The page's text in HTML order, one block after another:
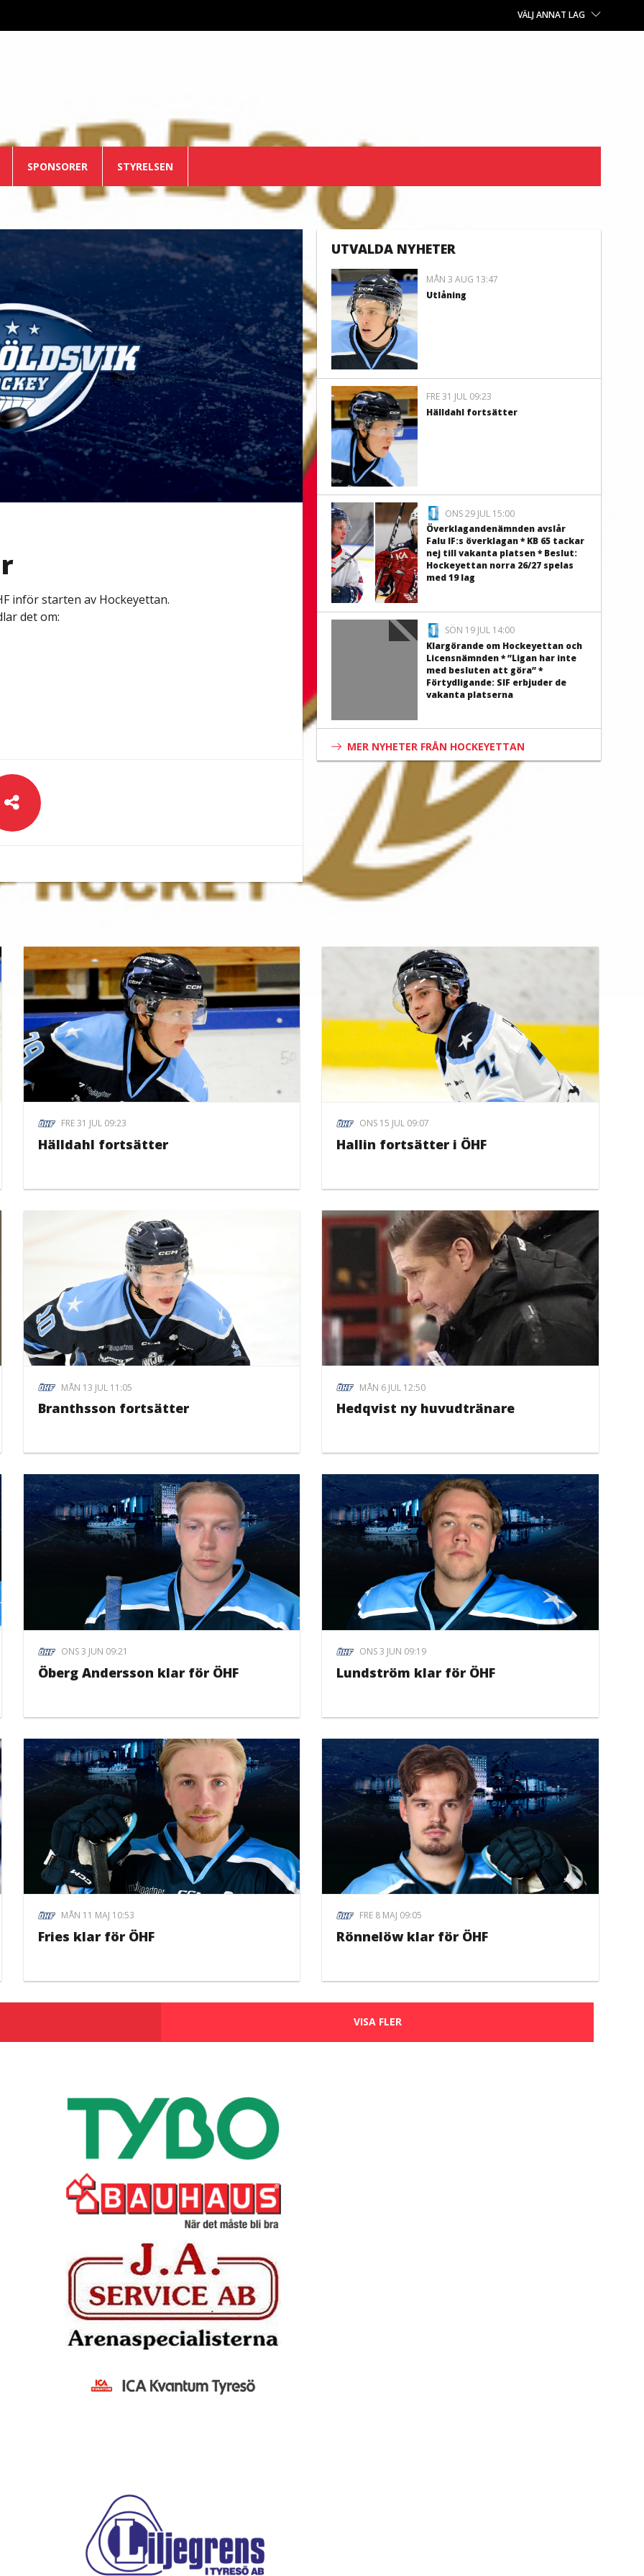
VÄLJ ANNAT LAG
SPONSORER STYRELSEN
inför starten av Hockeyettan.
det om:
UTVALDA NYHETER
MÅN 3 AUG 13:47
Utlåning
FRE 31 JUL 09:23
Hälldahl fortsätter
ONS 29 JUL 15:00
Överklagandenämnden avslår
Falu IF:s överklagan * KB 65 tackar
nej till vakanta platsen * Beslut:
Hockeyettan norra 26/27 spelas
med 19 lag
SÖN 19 JUL 14:00
Klargörande om Hockeyettan och
Licensnämnden * ”Ligan har inte
med besluten att göra” *
Förtydligande: SIF erbjuder de
vakanta platserna
MER NYHETER FRÅN HOCKEYETTAN
FRE 31 JUL 09:23
Hälldahl fortsätter
ONS 15 JUL 09:07
Hallin fortsätter i ÖHF
MÅN 13 JUL 11:05
Branthsson fortsätter
MÅN 6 JUL 12:50
Hedqvist ny huvudtränare
ONS 3 JUN 09:21
Öberg Andersson klar för ÖHF
ONS 3 JUN 09:19
Lundström klar för ÖHF
MÅN 11 MAJ 10:53
Fries klar för ÖHF
FRE 8 MAJ 09:05
Rönnelöw klar för ÖHF
VISA FLER